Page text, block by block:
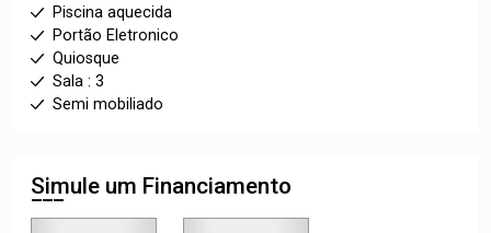
Piscina aquecida
Portão Eletronico
Quiosque
Sala : 3
Semi mobiliado
Simule um Financiamento